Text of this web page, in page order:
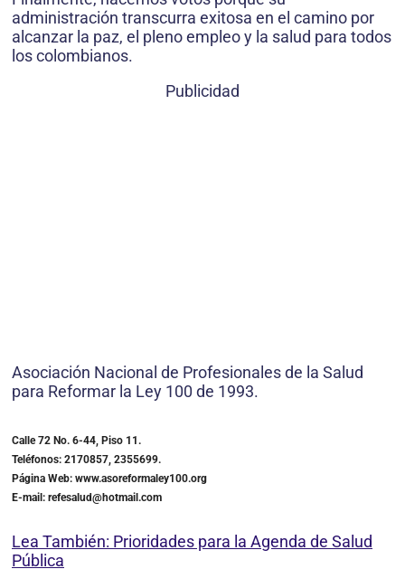
administración transcurra exitosa en el camino por
alcanzar la paz, el pleno empleo y la salud para todos
los colombianos.
Publicidad
Asociación Nacional de Profesionales de la Salud
para Reformar la Ley 100 de 1993.
Calle 72 No. 6-44, Piso 11.
Teléfonos: 2170857, 2355699.
Página Web: www.asoreformaley100.org
E-mail: refesalud@hotmail.com
Lea También: Prioridades para la Agenda de Salud
Pública